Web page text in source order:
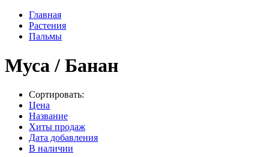
Главная
Растения
Пальмы
Муса / Банан
Сортировать:
Цена
Название
Хиты продаж
Дата добавления
В наличии